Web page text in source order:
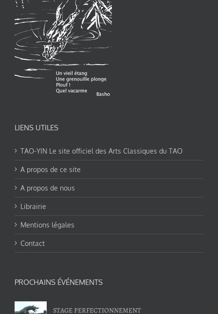
LIENS UTILES
TAO-YIN Le site officiel des Arts Classiques du TAO
A propos de ce site
A propos de nous
Librairie
Mentions légales
Contact
PROCHAINS ÉVÉNEMENTS
STAGE PERFECTIONNEMENT